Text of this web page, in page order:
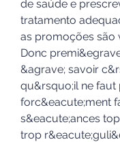
de saúde e
tratamento
Donc
&agrave; savoir
qu&rsquo;il ne faut
forc&eacute;ment
s&eacute;ances
trop